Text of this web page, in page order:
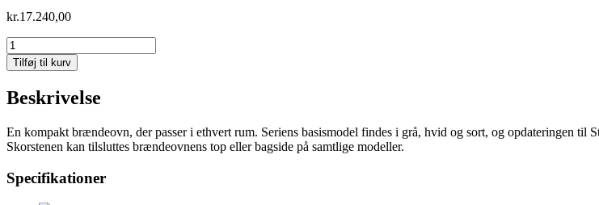
kr.17.240,00
Contura
810
Style
aluminiumstop
Tilføj til kurv
Beskrivelse
En kompakt brændeovn, der passer i ethvert rum. Seriens basismodel findes i grå, hvid og sort, og opdateringen
Skorstenen kan tilsluttes brændeovnens top eller bagside på samtlige modeller.
Specifikationer